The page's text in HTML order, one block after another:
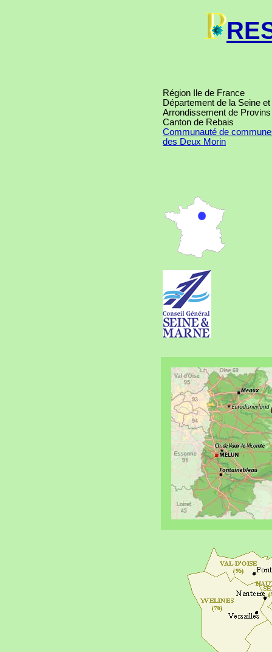
Région Ile de France
Département de la Seine
Arrondissement de Provins
Canton de Rebais
Communauté de
des Deux Morin